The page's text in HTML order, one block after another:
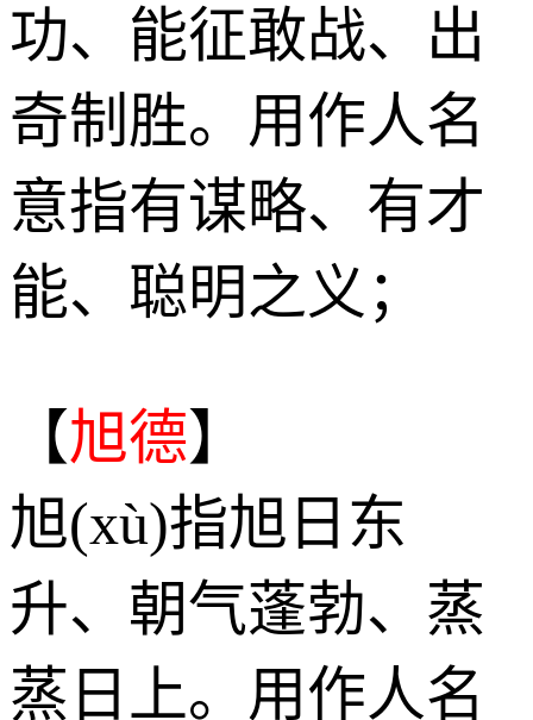
功、能征敢战、出
奇制胜。用作人名
意指有谋略、有才
能、聪明之义；
【旭德】
旭(xù)指旭日东
升、朝气蓬勃、蒸
蒸日上。用作人名